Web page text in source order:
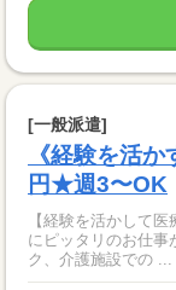
[一般派遣]
《経験を活
円★週3〜OK
【経験を活かして
にピッタリのお仕事が見つかる★ ◇お
ク、介護施設での ...